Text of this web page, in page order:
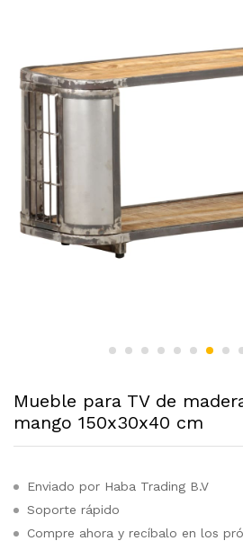
Mueble para TV de
mango 150x30x40 cm
Enviado por Haba Trading B.V
Soporte rápido
Compre ahora y recíbalo en los